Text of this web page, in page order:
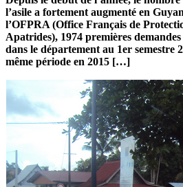
l’asile a fortement augmenté en
l’OFPRA (Office Français de
Apatrides), 1974 premières demandes
dans le département au 1er semestre
même période en 2015 […]